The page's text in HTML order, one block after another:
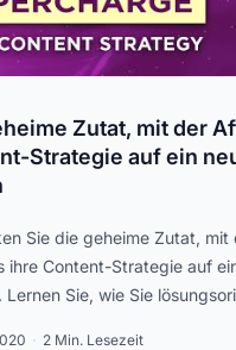
Zutat, mit der
Strategie auf ein
Sie die geheime Zutat, mit
ihre Content-Strategie auf
Lernen Sie, wie Sie
2 Min. Lesezeit